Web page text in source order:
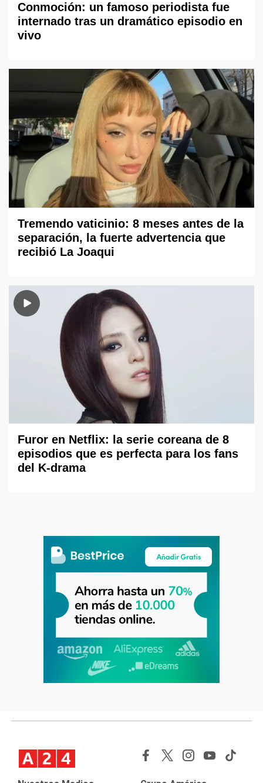
Conmoción: un famoso periodista fue
internado tras un dramático episodio en
vivo
Tremendo vaticinio: 8 meses antes de la
separación, la fuerte advertencia que
recibió La Joaqui
Furor en Netflix: la serie coreana de 8
episodios que es perfecta para los fans
del K-drama